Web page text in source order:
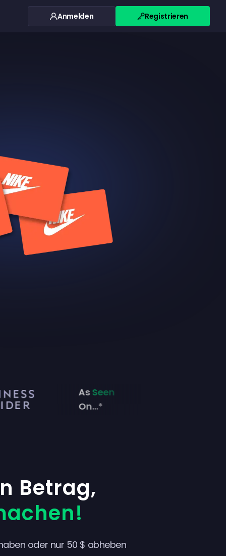
Anmelden Registrieren
AsSeen
On...*
Betrag,
oder nur 50 $ abheben